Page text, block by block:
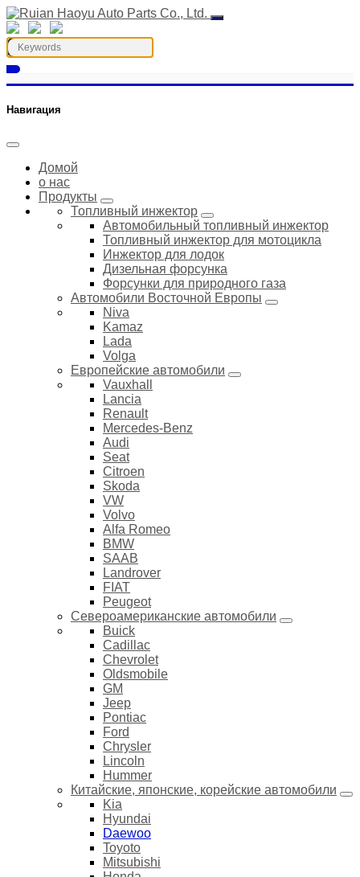
Навигация
Домой
о нас
Продукты
Топливный инжектор
Автомобильный топливный инжектор
Топливный инжектор для мотоцикла
Инжектор для лодок
Дизельная форсунка
Форсунки для природного газа
Автомобили Восточной Европы
Niva
Kamaz
Lada
Volga
Европейские автомобили
Vauxhall
Lancia
Renault
Mercedes-Benz
Audi
Seat
Citroen
Skoda
VW
Volvo
Alfa Romeo
BMW
SAAB
Landrover
FIAT
Peugeot
Североамериканские автомобили
Buick
Cadillac
Chevrolet
Oldsmobile
GM
Jeep
Pontiac
Ford
Chrysler
Lincoln
Hummer
Китайские, японские, корейские автомобили
Kia
Hyundai
Daewoo
Toyoto
Mitsubishi